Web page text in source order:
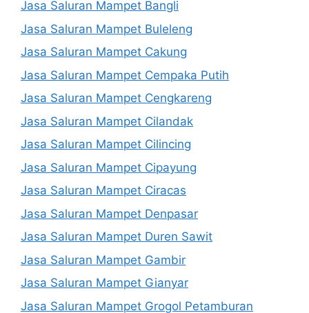
Jasa Saluran Mampet Bangli
Jasa Saluran Mampet Buleleng
Jasa Saluran Mampet Cakung
Jasa Saluran Mampet Cempaka Putih
Jasa Saluran Mampet Cengkareng
Jasa Saluran Mampet Cilandak
Jasa Saluran Mampet Cilincing
Jasa Saluran Mampet Cipayung
Jasa Saluran Mampet Ciracas
Jasa Saluran Mampet Denpasar
Jasa Saluran Mampet Duren Sawit
Jasa Saluran Mampet Gambir
Jasa Saluran Mampet Gianyar
Jasa Saluran Mampet Grogol Petamburan